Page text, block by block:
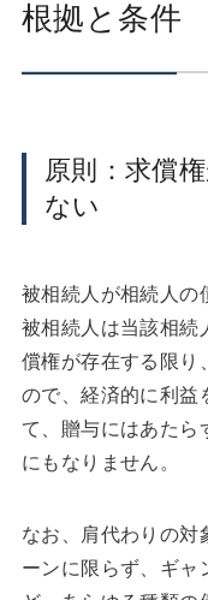
根拠と条件
原則：求償
ない
被相続人が相続人の
被相続人は当該相続
償権が存在する限り
ので、経済的に利益
て、贈与にはあたら
にもなりません。
なお、肩代わりの対
ーンに限らず、ギャ